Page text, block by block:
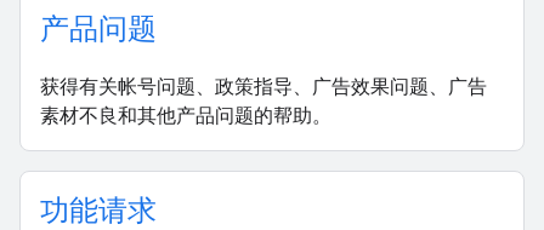
产品问题
获得有关帐号问题、政策指导、广告效果问题、广告
素材不良和其他产品问题的帮助。
功能请求